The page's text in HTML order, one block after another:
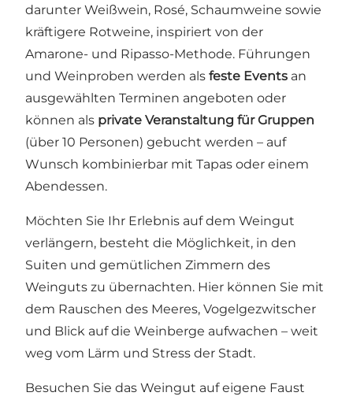
darunter Weißwein, Rosé, Schaumweine sowie
kräftigere Rotweine, inspiriert von der
Amarone- und Ripasso-Methode. Führungen
und Weinproben werden als feste Events an
ausgewählten Terminen angeboten oder
können als private Veranstaltung für Gruppen
(über 10 Personen) gebucht werden – auf
Wunsch kombinierbar mit Tapas oder einem
Abendessen.
Möchten Sie Ihr Erlebnis auf dem Weingut
verlängern, besteht die Möglichkeit, in den
Suiten und gemütlichen Zimmern des
Weinguts zu übernachten. Hier können Sie mit
dem Rauschen des Meeres, Vogelgezwitscher
und Blick auf die Weinberge aufwachen – weit
weg vom Lärm und Stress der Stadt.
Besuchen Sie das Weingut auf eigene Faust